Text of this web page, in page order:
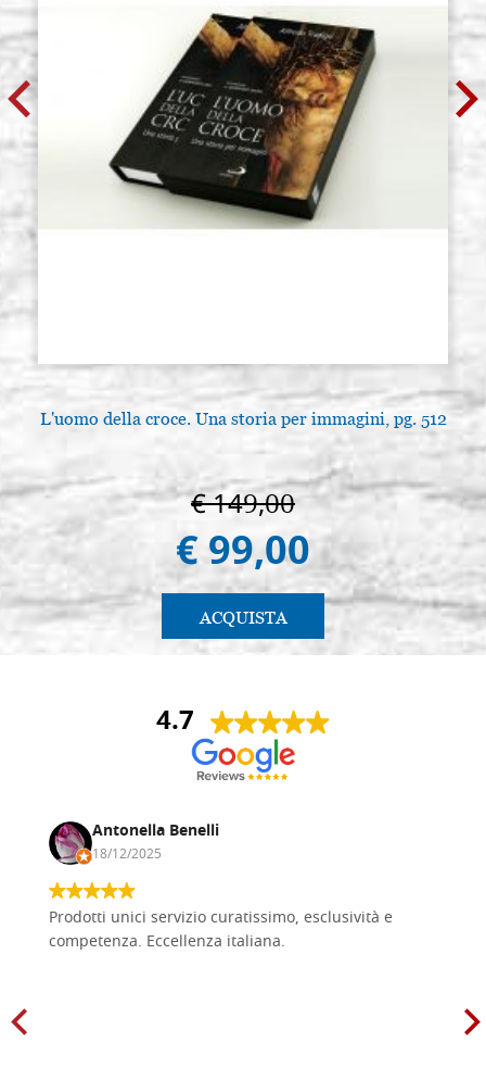
L'uomo della croce. Una storia per immagini, pg. 512
€ 149,00
€ 99,00
ACQUISTA
4.7
Antonella Benelli
18/12/2025
Prodotti unici servizio curatissimo, esclusività e
competenza. Eccellenza italiana.